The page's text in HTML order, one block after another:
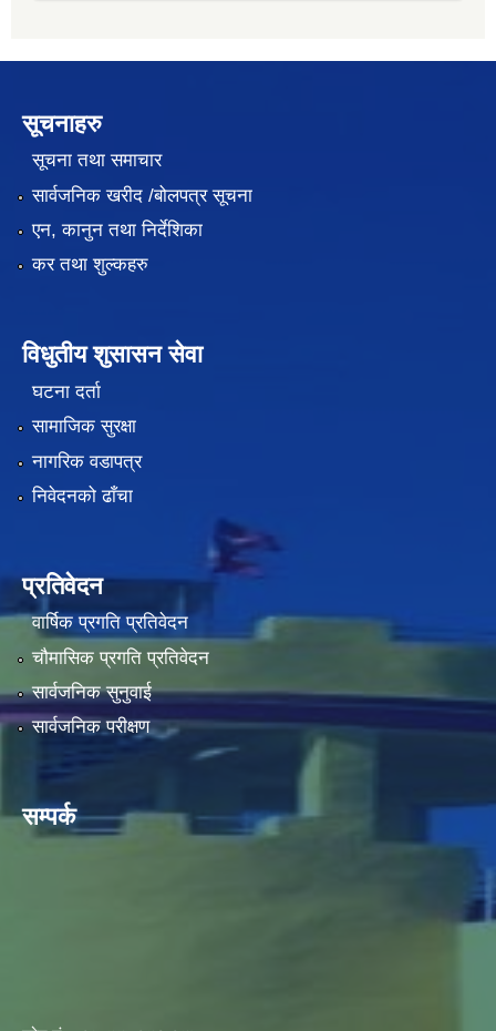
सूचनाहरु
सूचना तथा समाचार
सार्वजनिक खरीद /बोलपत्र सूचना
एन, कानुन तथा निर्देशिका
कर तथा शुल्कहरु
विधुतीय शुसासन सेवा
घटना दर्ता
सामाजिक सुरक्षा
नागरिक वडापत्र
निवेदनको ढाँचा
प्रतिवेदन
वार्षिक प्रगति प्रतिवेदन
चौमासिक प्रगति प्रतिवेदन
सार्वजनिक सुनुवाई
सार्वजनिक परीक्षण
सम्पर्क